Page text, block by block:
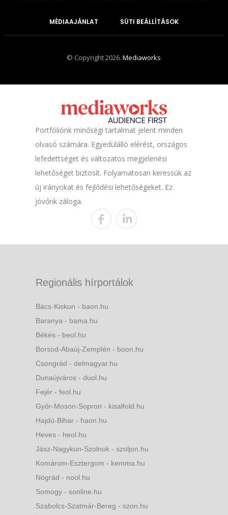
MÉDIAAJÁNLAT SÜTI BEÁLLÍTÁSOK
© Copyright 2026.Mediaworks
Portfóliónk minőségi tartalmat jelent minden
olvasó számára. Egyedülálló elérést, országos
lefedettséget és változatos megjelenési
lehetőséget biztosít. Folyamatosan keressük az
új irányokat és fejlődési lehetőségeket. Ez
jövőnk záloga.
Regionális hírportálok
Bács-Kiskun - baon.hu
Baranya - bama.hu
Békés - beol.hu
Borsod-Abaúj-Zemplén - boon.hu
Csongrád - delmagyar.hu
Dunaújváros - duol.hu
Fejér - feol.hu
Győr-Moson-Sopron - kisalfold.hu
Hajdú-Bihar - haon.hu
Heves - heol.hu
Jász-Nagykun-Szolnok - szoljon.hu
Komárom-Esztergom - kemma.hu
Nógrád - nool.hu
Somogy - sonline.hu
Szabolcs-Szatmár-Bereg - szon.hu